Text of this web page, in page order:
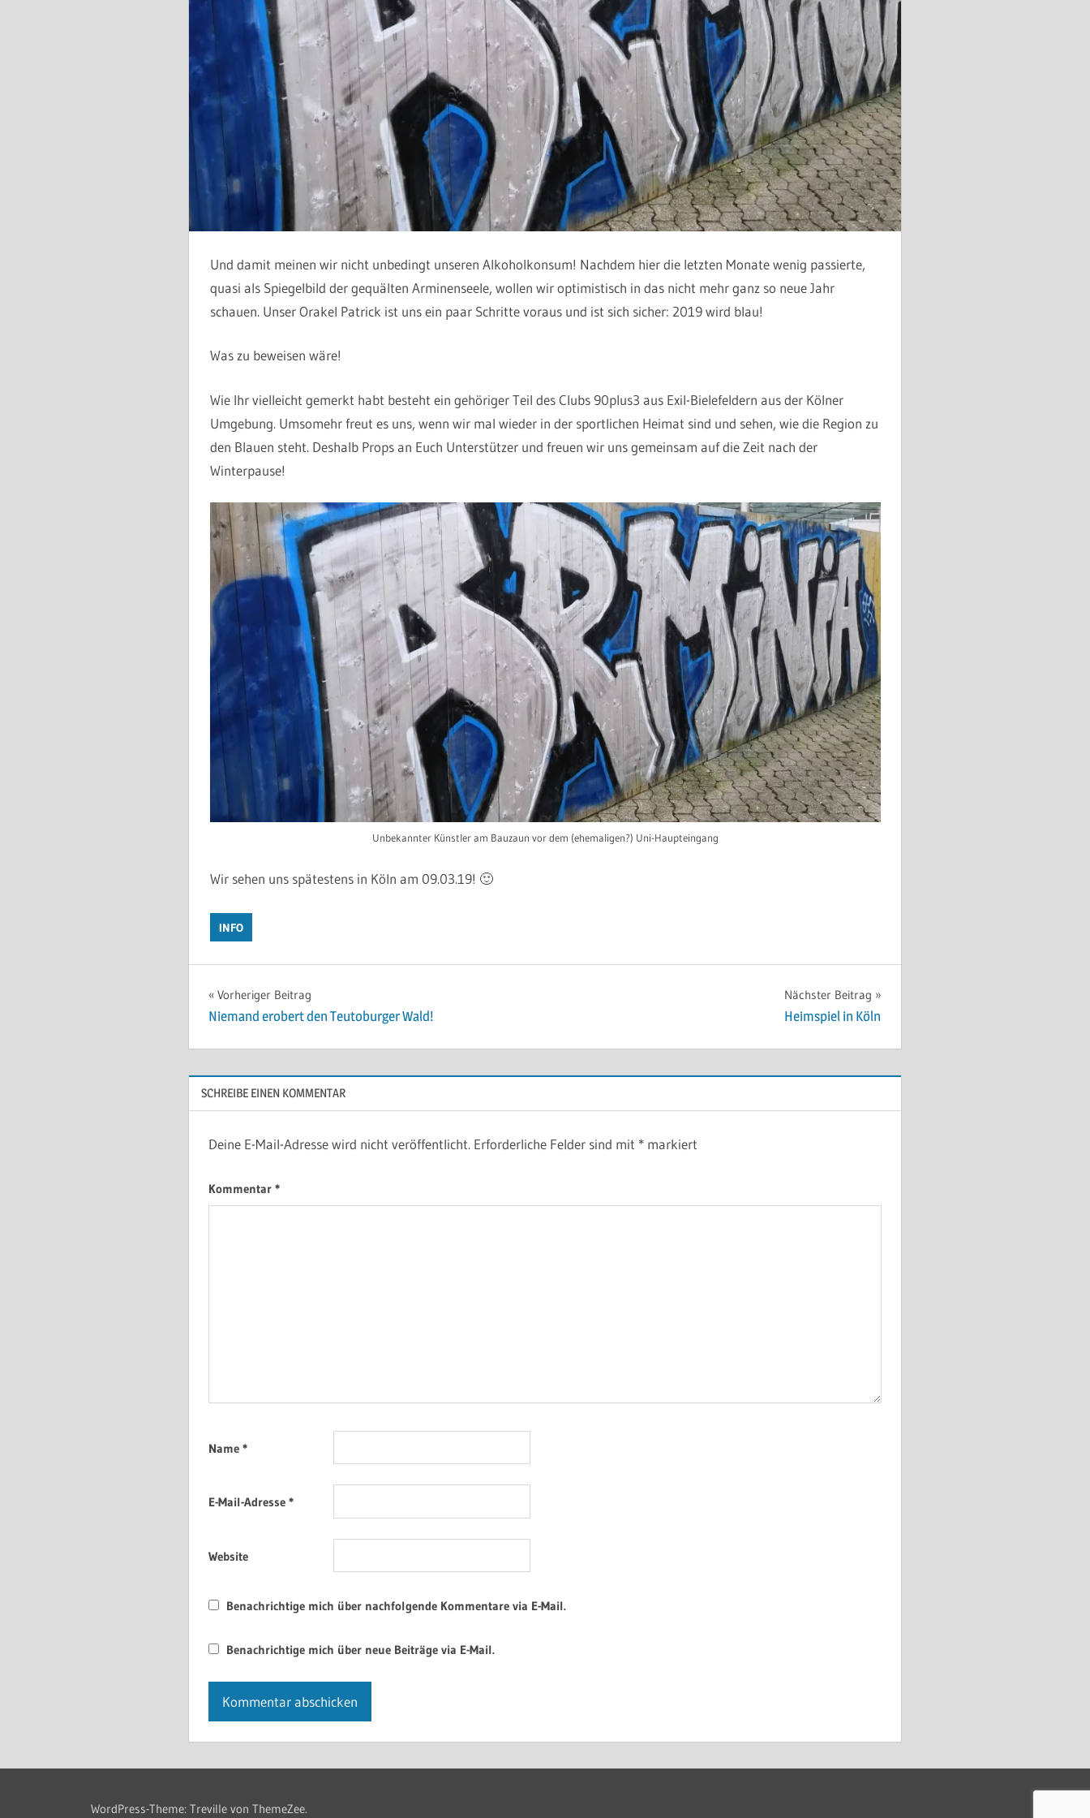
Und damit meinen wir nicht unbedingt unseren Alkoholkonsum! Nachdem hier die letzten Monate wenig passierte,
quasi als Spiegelbild der gequälten Arminenseele, wollen wir optimistisch in das nicht mehr ganz so neue Jahr
schauen. Unser Orakel Patrick ist uns ein paar Schritte voraus und ist sich sicher: 2019 wird blau!
Was zu beweisen wäre!
Wie Ihr vielleicht gemerkt habt besteht ein gehöriger Teil des Clubs 90plus3 aus Exil-Bielefeldern aus der Kölner
Umgebung. Umsomehr freut es uns, wenn wir mal wieder in der sportlichen Heimat sind und sehen, wie die Region zu
den Blauen steht. Deshalb Props an Euch Unterstützer und freuen wir uns gemeinsam auf die Zeit nach der
Winterpause!
Unbekannter Künstler am Bauzaun vor dem (ehemaligen?) Uni-Haupteingang
Wir sehen uns spätestens in Köln am 09.03.19! 🙂
INFO
Beitragsnavigation
Vorheriger Beitrag
Niemand erobert den Teutoburger Wald!
Nächster Beitrag
Heimspiel in Köln
SCHREIBE EINEN KOMMENTAR
Deine E-Mail-Adresse wird nicht veröffentlicht. Erforderliche Felder sind mit * markiert
Kommentar *
Name *
E-Mail-Adresse *
Website
Benachrichtige mich über nachfolgende Kommentare via E-Mail.
Benachrichtige mich über neue Beiträge via E-Mail.
WordPress-Theme: Treville von ThemeZee.